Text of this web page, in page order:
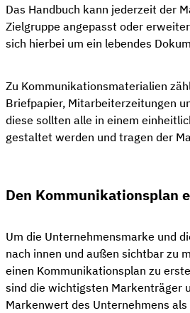
Das Handbuch kann jederzeit der
Zielgruppe angepasst oder
sich hierbei um ein lebendes
Zu Kommunikationsmaterialien
Briefpapier, Mitarbeiterzeitungen
diese sollten alle in einem
gestaltet werden und tragen der
Den Kommunikationsplan
Um die Unternehmensmarke und
nach innen und außen sichtbar zu
einen Kommunikationsplan zu
sind die wichtigsten Markenträger
Markenwert des Unternehmens